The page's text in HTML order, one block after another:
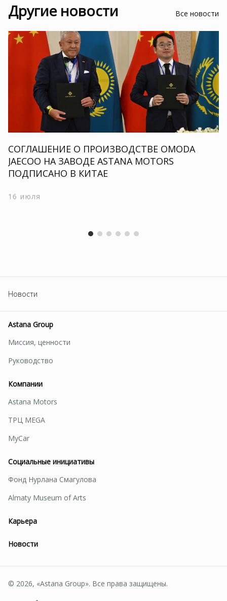
Другие новости Все новости
СОГЛАШЕНИЕ О ПРОИЗВОДСТВЕ OMODA
JAECOO НА ЗАВОДЕ ASTANA MOTORS
ПОДПИСАНО В КИТАЕ
16 июля
Новости
Astana Group
Миссия, ценности
Руководство
Компании
Astana Motors
ТРЦ MEGA
MyCar
Социальные инициативы
Фонд Нурлана Смагулова
Almaty Museum of Arts
Карьера
Новости
© 2026, «Astana Group». Все права защищены.